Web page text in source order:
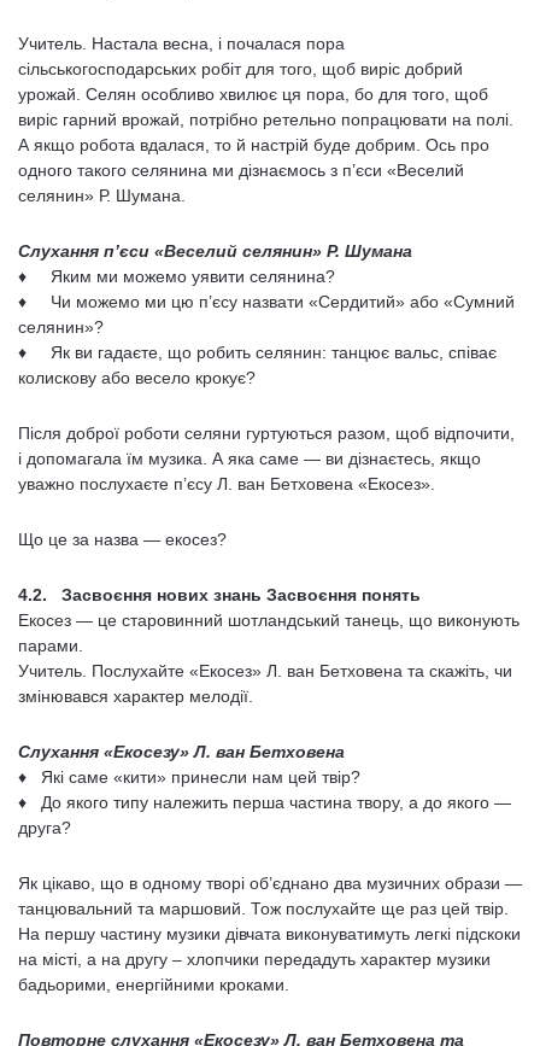
Учитель. Настала весна, і почалася пора
сільськогосподарських робіт для того, щоб виріс добрий
урожай. Селян особливо хвилює ця пора, бо для то­го, щоб
виріс гарний врожай, потрібно ретельно попрацювати на полі.
А якщо робота вдалася, то й настрій буде добрим. Ось про
одного такого селянина ми дізнаємось з п’єси «Веселий
селянин» Р. Шумана.
Слухання п’єси «Веселий селянин» Р. Шумана
♦ Яким ми можемо уявити селянина?
♦ Чи можемо ми цю п’єсу назвати «Сердитий» або «Сумний
селянин»?
♦ Як ви гадаєте, що робить селянин: танцює вальс, співає
колискову або весело крокує?
Після доброї роботи селяни гуртуються разом, щоб відпочити,
і допома­гала їм музика. А яка саме — ви дізнаєтесь, якщо
уважно послухаєте п’єсу Л. ван Бетховена «Екосез».
Що це за назва — екосез?
4.2. Засвоєння нових знань Засвоєння понять
Екосез — це старовинний шотландський танець, що виконують
парами.
Учитель. Послухайте «Екосез» Л. ван Бетховена та скажіть, чи
зміню­вався характер мелодії.
Слухання «Екосезу»Л. ван Бетховена
♦ Які саме «кити» принесли нам цей твір?
♦ До якого типу належить перша частина твору, а до якого —
друга?
Як цікаво, що в одному творі об’єднано два музичних образи —
танцюваль­ний та маршовий. Тож послухайте ще раз цей твір.
На першу частину музики дівчата виконуватимуть легкі підскоки
на місті, а на другу – хлопчики передадуть характер музики
бадьорими, енергійними кроками.
Повторне слухання «Екосезу»Л. ван Бетховена та